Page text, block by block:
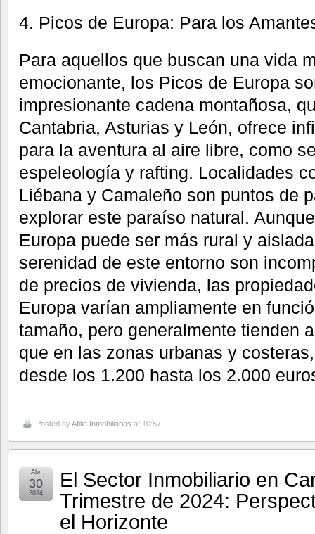
4. Picos de Europa: Para los
Para aquellos que buscan una vida
emocionante, los Picos de Europa
impresionante cadena montañosa,
Cantabria, Asturias y León, ofrece
para la aventura al aire libre, como
espeleología y rafting. Localidades
Liébana y Camaleño son puntos de
explorar este paraíso natural.
Europa puede ser más rural y
serenidad de este entorno son
de precios de vivienda, las
Europa varían ampliamente en
tamaño, pero generalmente tienden
que en las zonas urbanas y
desde los 1.200 hasta los 2.000
Posted byAfilia Inmobiliarias at 10:57
El Sector Inmobiliario en
Trimestre de 2024:
el Horizonte
Abr
30
2024